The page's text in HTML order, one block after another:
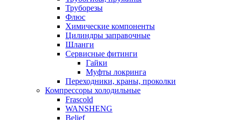
Труборезы
Флюс
Химические компоненты
Цилиндры заправочные
Шланги
Сервисные фитинги
Гайки
Муфты локринга
Переходники, краны, проколки
Компрессоры холодильные
Frascold
WANSHENG
Belief